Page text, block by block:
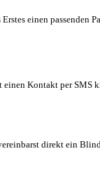
einen passenden
einen Kontakt per SMS
direkt ein